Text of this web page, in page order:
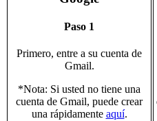
Paso 1
Primero, entre a su cuenta de
Gmail.
*Nota: Si usted no tiene una
cuenta de Gmail, puede crear
una rápidamente aquí.